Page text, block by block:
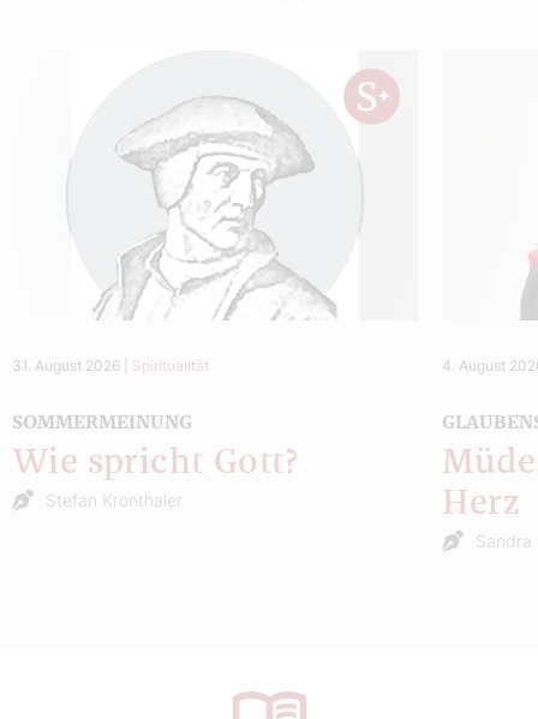
31. August 2026 Spiritualität
SOMMERMEINUNG
Wie spricht Gott?
Stefan Kronthaler
4. August
Herz
Sandra